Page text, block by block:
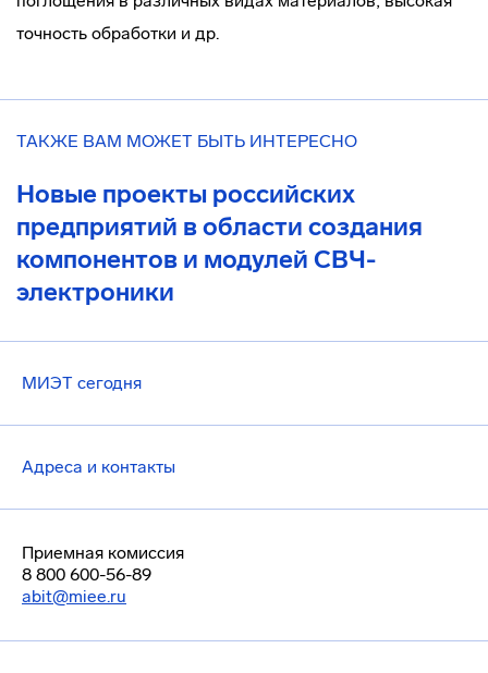
точность обработки и др.
ТАКЖЕ ВАМ МОЖЕТ БЫТЬ ИНТЕРЕСНО
Новые проекты российских
предприятий в области создания
компонентов и модулей СВЧ-
электроники
МИЭТ сегодня
Адреса и контакты
Приемная комиссия
8 800 600-56-89
abit@miee.ru